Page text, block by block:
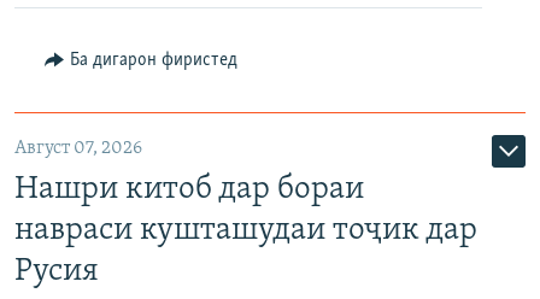
Ба дигарон фиристед
Август 07, 2026
Нашри китоб дар бораи
навраси кушташудаи тоҷик дар
Русия